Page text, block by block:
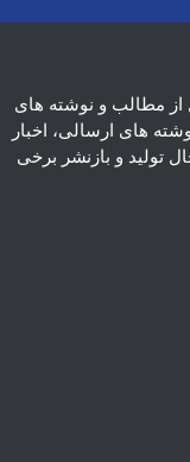
مطالب و نوشته های
های ارسالی، اخبار
تولید و بازنشر برخی